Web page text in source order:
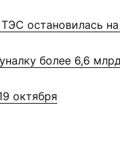
остановилась
более 6,6
октября